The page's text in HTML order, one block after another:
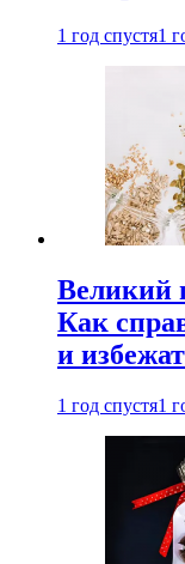
1 год спустя1
Великий
Как
и
1 год спустя1